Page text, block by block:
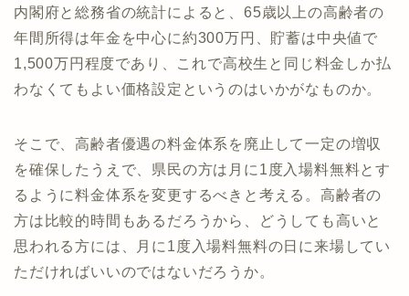
内閣府と総務省の統計によると、65歳以上の高齢者の
年間所得は年金を中心に約300万円、貯蓄は中央値で
1,500万円程度であり、これで高校生と同じ料金しか払
わなくてもよい価格設定というのはいかがなものか。
そこで、高齢者優遇の料金体系を廃止して一定の増収
を確保したうえで、県民の方は月に1度入場料無料とす
るように料金体系を変更するべきと考える。高齢者の
方は比較的時間もあるだろうから、どうしても高いと
思われる方には、月に1度入場料無料の日に来場してい
ただければいいのではないだろうか。